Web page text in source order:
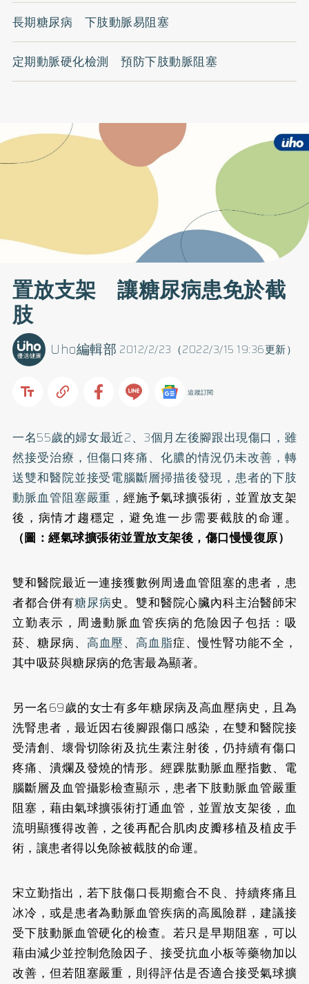
長期糖尿病 下肢動脈易阻塞
定期動脈硬化檢測 預防下肢動脈阻塞
置放支架 讓糖尿病患免於截
肢
2012/2/23（2022/3/15 19:36更新）
Uho編輯部
追蹤訂閱
一名55歲的婦女最近2、3個月左後腳跟出現傷口，雖
然接受治療，但傷口疼痛、化膿的情況仍未改善，轉
送雙和醫院並接受電腦斷層掃描後發現，患者的下肢
動脈血管阻塞嚴重，經施予氣球擴張術，並置放支架
後，病情才趨穩定，避免進一步需要截肢的命運。
（圖：經氣球擴張術並置放支架後，傷口慢慢復原）
雙和醫院最近一連接獲數例周邊血管阻塞的患者，患
者都合併有糖尿病史。雙和醫院心臟內科主治醫師宋
立勤表示，周邊動脈血管疾病的危險因子包括：吸
菸、糖尿病、 高血壓、高血脂症、慢性腎功能不全，
其中吸菸與糖尿病的危害最為顯著。
另一名69歲的女士有多年糖尿病及高血壓病史，且為
洗腎患者，最近因右後腳跟傷口感染，在雙和醫院接
受清創、壞骨切除術及抗生素注射後，仍持續有傷口
疼痛、潰爛及發燒的情形。經踝肱動脈血壓指數、電
腦斷層及血管攝影檢查顯示，患者下肢動脈血管嚴重
阻塞，藉由氣球擴張術打通血管，並置放支架後，血
流明顯獲得改善，之後再配合肌肉皮瓣移植及植皮手
術，讓患者得以免除被截肢的命運。
宋立勤指出，若下肢傷口長期癒合不良、持續疼痛且
冰冷，或是患者為動脈血管疾病的高風險群，建議接
受下肢動脈血管硬化的檢查。若只是早期阻塞，可以
藉由減少並控制危險因子、接受抗血小板等藥物加以
改善，但若阻塞嚴重，則得評估是否適合接受氣球擴